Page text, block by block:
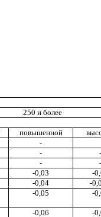
250 и более
повышенной
-
-
-
-
-
-0,03
-
-0,04 -
-0,05
-
-0,06
-